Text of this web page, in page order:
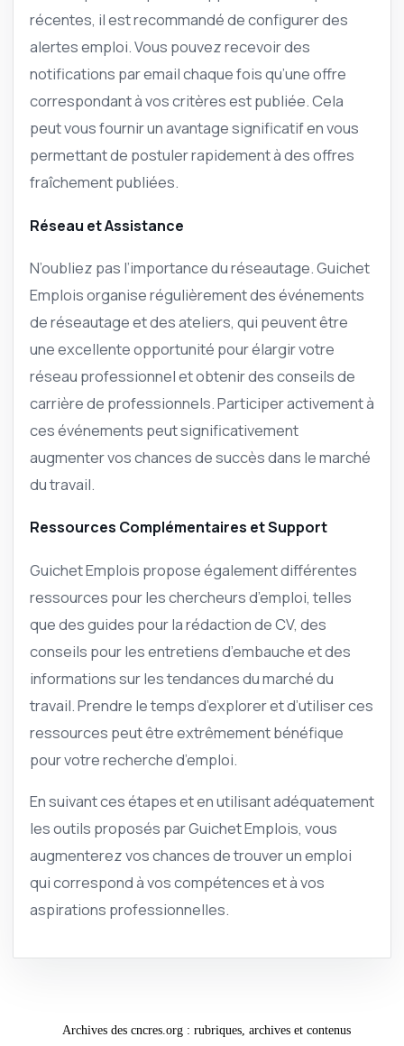
récentes, il est recommandé de configurer des
alertes emploi. Vous pouvez recevoir des
notifications par email chaque fois qu’une offre
correspondant à vos critères est publiée. Cela
peut vous fournir un avantage significatif en vous
permettant de postuler rapidement à des offres
fraîchement publiées.
Réseau et Assistance
N’oubliez pas l’importance du réseautage. Guichet
Emplois organise régulièrement des événements
de réseautage et des ateliers, qui peuvent être
une excellente opportunité pour élargir votre
réseau professionnel et obtenir des conseils de
carrière de professionnels. Participer activement à
ces événements peut significativement
augmenter vos chances de succès dans le marché
du travail.
Ressources Complémentaires et Support
Guichet Emplois propose également différentes
ressources pour les chercheurs d’emploi, telles
que des guides pour la rédaction de CV, des
conseils pour les entretiens d’embauche et des
informations sur les tendances du marché du
travail. Prendre le temps d’explorer et d’utiliser ces
ressources peut être extrêmement bénéfique
pour votre recherche d’emploi.
En suivant ces étapes et en utilisant adéquatement
les outils proposés par Guichet Emplois, vous
augmenterez vos chances de trouver un emploi
qui correspond à vos compétences et à vos
aspirations professionnelles.
Archives des cncres.org : rubriques, archives et contenus